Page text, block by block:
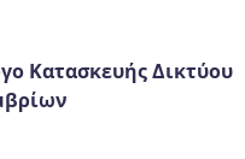
Κατασκευής Δικτύου